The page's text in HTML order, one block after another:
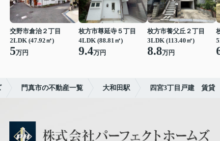
交野市倉治２丁目
2LDK (47.92㎡)
5万円
枚方市尊延寺５丁目
4LDK (88.81㎡)
9.4万円
枚方市養父丘２丁目
3LDK (113.40㎡)
8.8万円
門真市の不動産一覧 大和田駅 四宮3丁目戸建 賃貸